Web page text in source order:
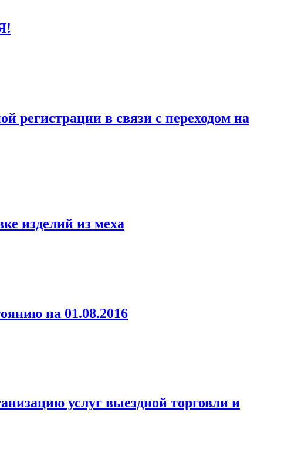
регистрации в связи с переходом на
изделий из меха
на 01.08.2016
услуг выездной торговли и